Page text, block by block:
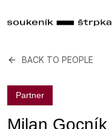
BACK TO PEOPLE
Partner
Milan Gocník